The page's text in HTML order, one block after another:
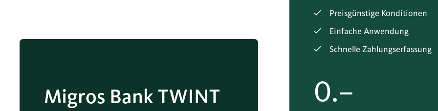
Preisgünstige Konditionen
Einfache Anwendung
Schnelle Zahlungserfassung
0.–
Migros Bank TWINT